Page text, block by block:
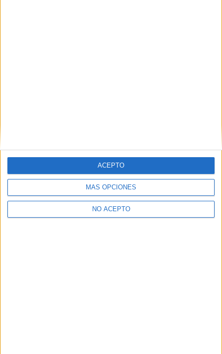
MÁS OPCIONES
NO ACEPTO
ACEPTO
Y como regalo de agradecimiento, por registrarte te daremos
gratis una copia de nuestro ebook con 100 consejos para tu
primer año de universidad